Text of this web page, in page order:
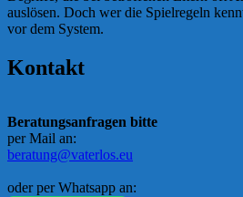
auslösen. Doch wer die Spielregeln
vor dem System.
Kontakt
Beratungsanfragen bitte
per Mail an:
beratung@vaterlos.eu
oder per Whatsapp an: